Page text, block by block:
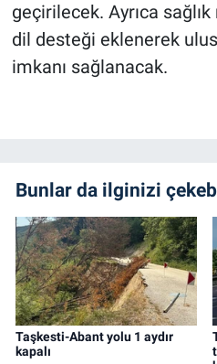
geçirilecek. Ayrıca
dil desteği eklenerek
imkanı sağlanacak.
Bunlar da ilginizi
Taşkesti-Abant yolu 1 aydır
kapalı